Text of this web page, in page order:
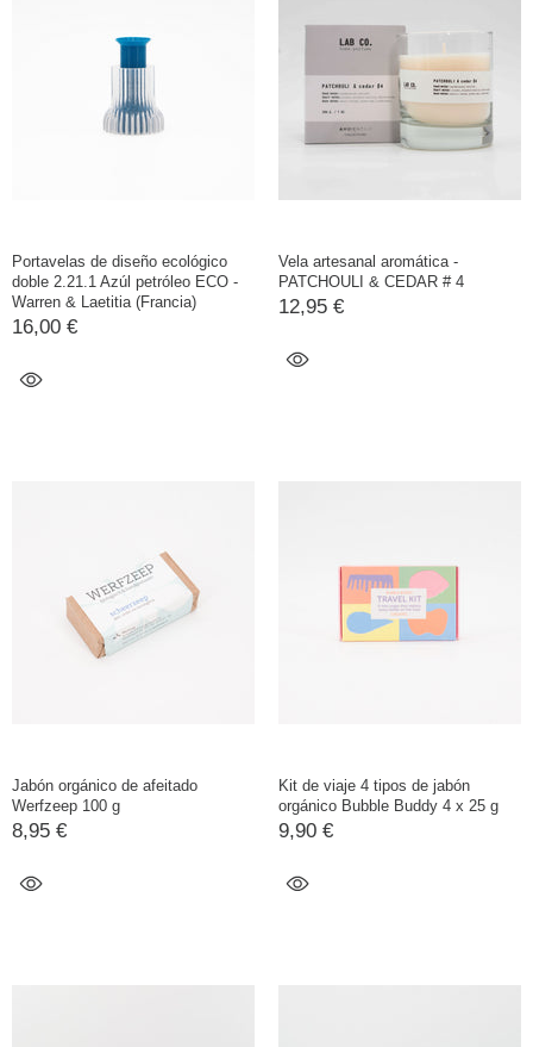
Portavelas de diseño ecológico
doble 2.21.1 Azúl petróleo ECO -
Warren & Laetitia (Francia)
16,00 €
Vela artesanal aromática -
PATCHOULI & CEDAR # 4
12,95 €
Jabón orgánico de afeitado
Werfzeep 100 g
8,95 €
Kit de viaje 4 tipos de jabón
orgánico Bubble Buddy 4 x 25 g
9,90 €